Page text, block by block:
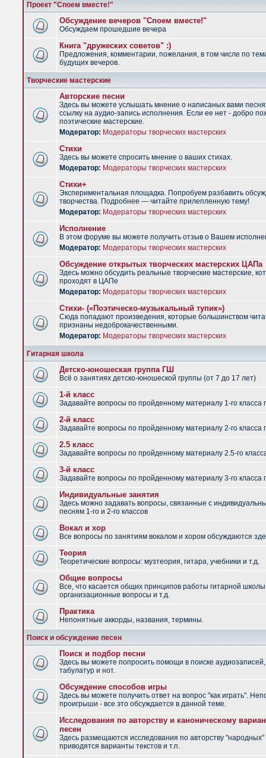
Проект "Споем вместе!"
Обсуждение вечеров "Споем вместе!"
Обсуждаем прошедшие вечера
Книга "дружеских советов" :)
Предложения, комментарии, пожелания, в том числе по
будущих вечеров.
Творческие мастерские
Авторские песни
Здесь вы можете услышать мнение о написаных вами
ссылку на аудио-запись исполнения. Если ее нет - добро
поэтические мастерские.
Модератор: Модераторы творческих мастерских
Стихи
Здесь вы можете спросить мнение о ваших стихах.
Модератор: Модераторы творческих мастерских
Стихи+
Экспериментальная площадка. Попробуем разбавить
творчества. Подробнее — читайте прилепленную тему!
Модератор: Модераторы творческих мастерских
Исполнение
В этом форуме вы можете получить отзыв о Вашем
Модератор: Модераторы творческих мастерских
Обсуждение открытых творческих мастерских ЦАПа
Здесь можно обсудить реальные творческие мастерские,
проходят в ЦАПе
Модератор: Модераторы творческих мастерских
Стихи- («Поэтическо-музыкальный тупик»)
Сюда попадают произведения, которые большинством
признаны недоброкачественными.
Модератор: Модераторы творческих мастерских
Гитарная школа
Детско-юношеская группа ГШ
Всё о занятиях детско-юношеской группы (от 7 до 17 лет)
1-й класс
Задавайте вопросы по пройденному материалу 1-го класса
2-й класс
Задавайте вопросы по пройденному материалу 2-го класса
2.5 класс
Задавайте вопросы по пройденному материалу 2.5-го
3-й класс
Задавайте вопросы по пройденному материалу 3-го класса
Индивидуальные занятия
Здесь можно задавать вопросы, связанные с
песням 1-го и 2-го классов
Вокал и хор
Все вопросы по занятиям вокалом и хором обсуждаются
Теория
Теоретические вопросы: музтеория, гитара, учебники и т.д.
Общие вопросы
Все, что касается общих принципов работы гитарной
организационные вопросы и т.д.
Практика
Непонятные аккорды, названия, термины.
Поиск и обсуждение песен
Поиск и подбор песни
Здесь вы можете попросить помощи в поиске аудиозаписей,
табулатур и нот.
Обсуждение способов игры
Здесь вы можете получить ответ на вопрос "как играть".
проигрыши - все это обсуждается в данной теме.
Исследования по авторству и каноническому
песен
Здесь размещаются исследования по авторству "народных"
приводятся варианты текстов и т.п.